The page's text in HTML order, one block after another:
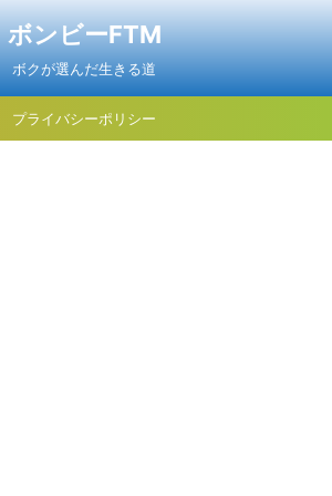
ボンビーFTM
ボクが選んだ生きる道
プライバシーポリシー